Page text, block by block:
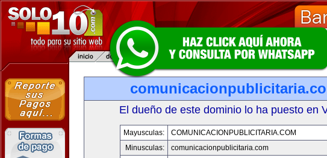
El dueño de este dominio lo ha puesto en
Mayusculas:
COMUNICACIONPUBLICITARIA.COM
Minusculas:
comunicacionpublicitaria.com